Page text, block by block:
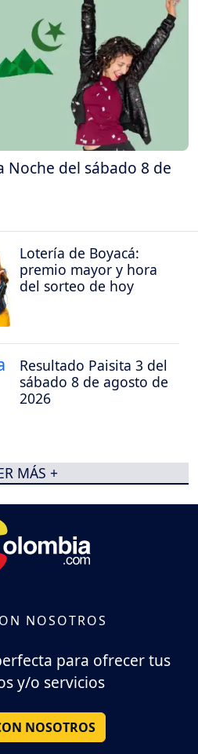
Noche del sábado 8 de
Lotería de Boyacá:
premio mayor y hora
del sorteo de hoy
Resultado Paisita 3 del
sábado 8 de agosto de
2026
MÁS +
NOSOTROS
para ofrecer tus
y/o servicios
NOSOTROS